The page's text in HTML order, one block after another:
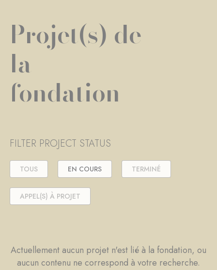
Projet(s) de
la
fondation
FILTER PROJECT STATUS
TOUS EN COURS TERMINÉ
APPEL(S) À PROJET
Actuellement aucun projet n'est lié à la fondation, ou
aucun contenu ne correspond à votre recherche.